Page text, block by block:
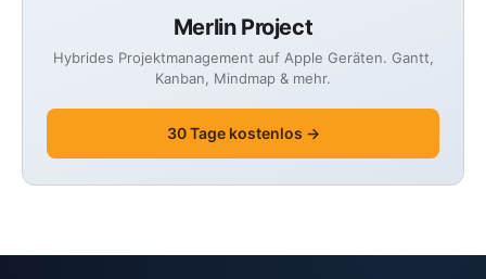
Merlin Project
Hybrides Projektmanagement auf Apple Geräten. Gantt,
Kanban, Mindmap & mehr.
30 Tage kostenlos →